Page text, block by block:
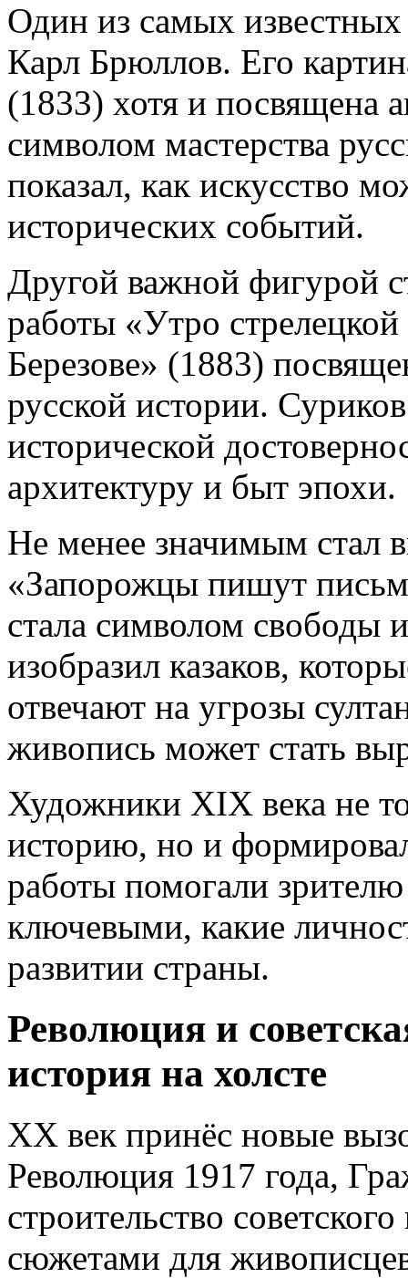
Один из самых
Карл Брюллов. Его
(1833) хотя и посвящена
символом мастерства
показал, как искусство
исторических событий.
Другой важной фигурой
работы «Утро
Березове» (1883)
русской истории.
исторической
архитектуру и быт эпохи.
Не менее значимым стал
«Запорожцы пишут
стала символом свободы
изобразил казаков,
отвечают на угрозы
живопись может стать
Художники XIX века не
историю, но и
работы помогали
ключевыми, какие
развитии страны.
Революция и
история на холсте
XX век принёс новые
Революция 1917 года,
строительство
сюжетами для